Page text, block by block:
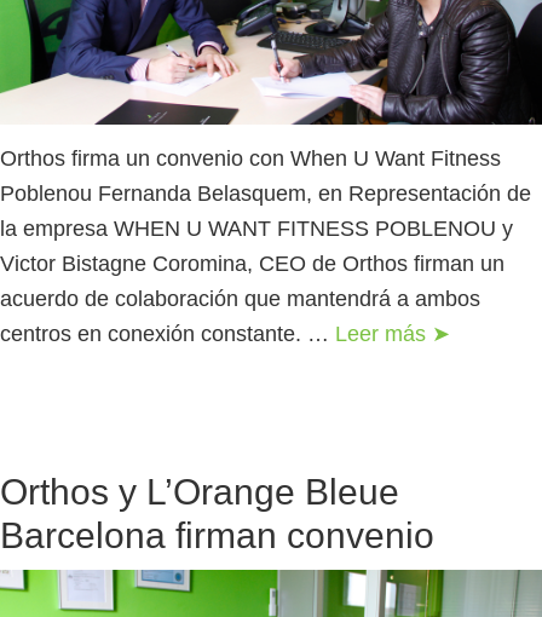
Orthos firma un convenio con When U Want Fitness
Poblenou Fernanda Belasquem, en Representación de
la empresa WHEN U WANT FITNESS POBLENOU y
Victor Bistagne Coromina, CEO de Orthos firman un
acuerdo de colaboración que mantendrá a ambos
centros en conexión constante. … Leer más ➤
Orthos y L’Orange Bleue
Barcelona firman convenio